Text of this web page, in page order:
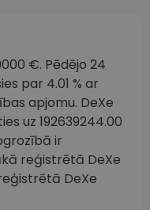
€. Pēdējo 24
par 4.01 % ar
apjomu. DeXe
uz 192639244.00
ir
reģistrētā DeXe
DeXe